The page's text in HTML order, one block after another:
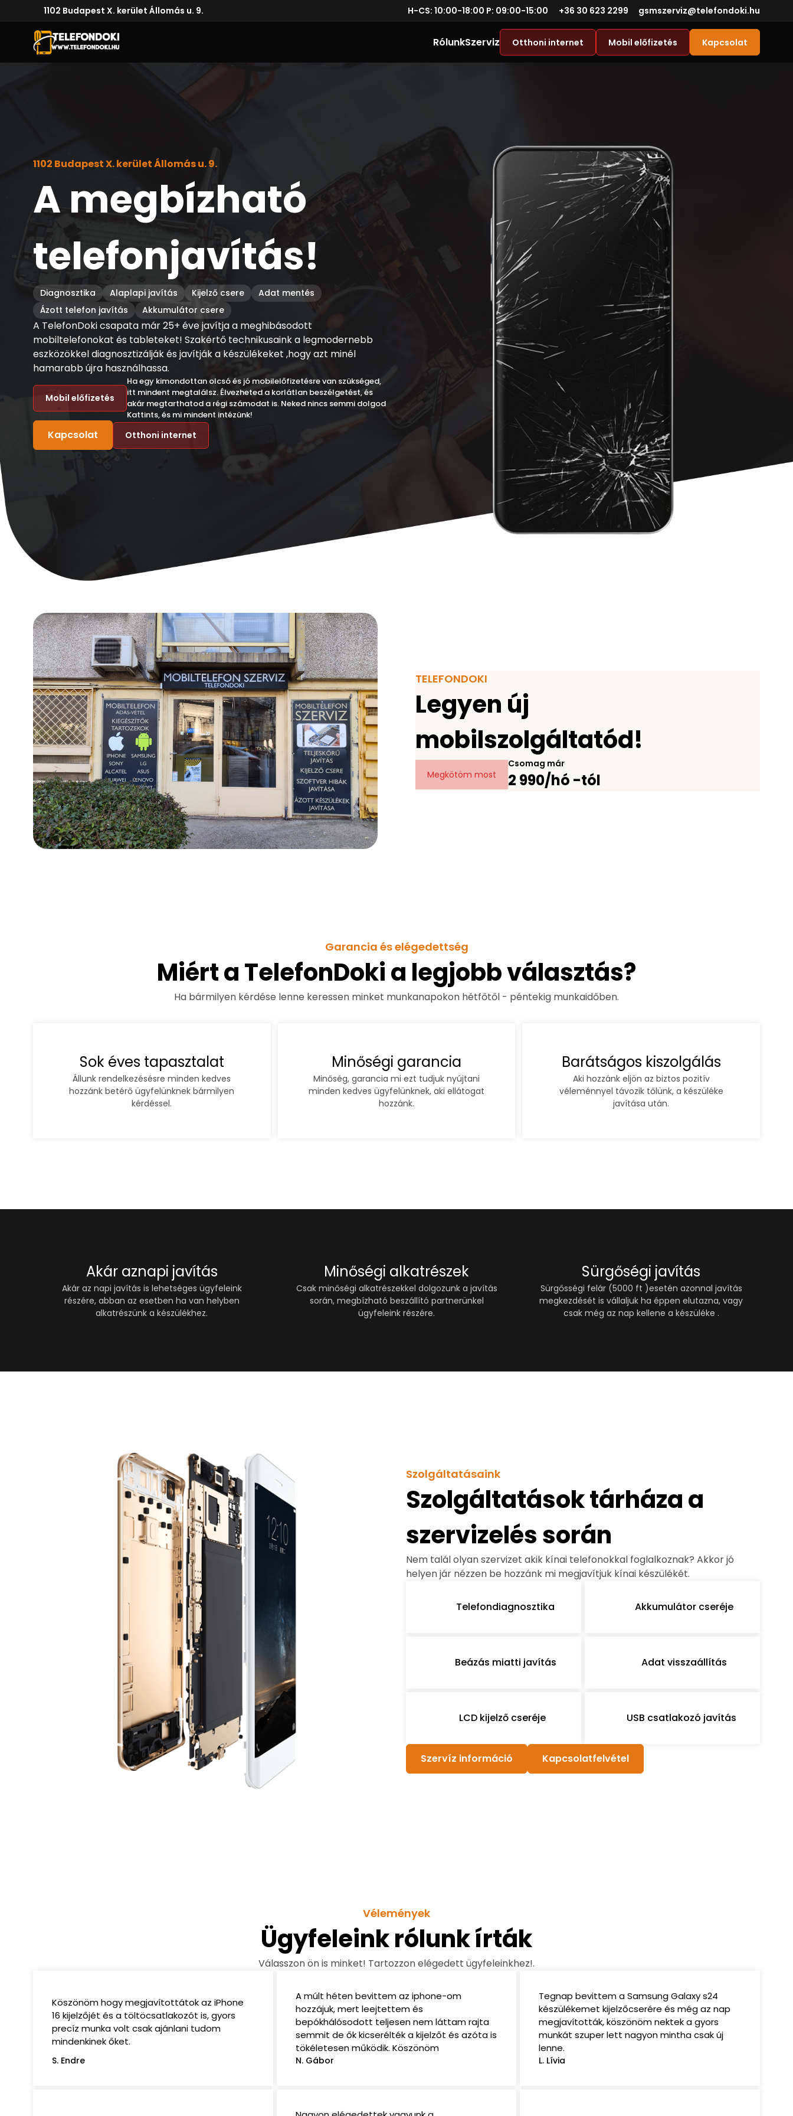
1102 Budapest X. kerület Állomás u. 9. H-CS: 10:00-18:00 P: 09:00-15:00 +36 30 623 2299 gsmszerviz@telefondoki.hu
RólunkSzerviz Otthoni internet Mobil előfizetés Kapcsolat
1102 Budapest X. kerület Állomás u. 9.
A megbízható
telefonjavítás!
Diagnosztika Alaplapi javítás Kijelző csere
Adat mentés
Ázott telefon javítás
Akkumulátor csere
A TelefonDoki csapata már 25+ éve javítja a meghibásodott
mobiltelefonokat és tableteket! Szakértő technikusaink a legmodernebb
eszközökkel diagnosztizálják és javítják a készülékeket ,hogy azt minél
hamarabb újra használhassa.
Mobil előfizetés
Ha egy kimondottan olcsó és jó mobilelőfizetésre van szükséged,
itt mindent megtalálsz. Élvezheted a korlátlan beszélgetést, és
akár megtarthatod a régi számodat is. Neked nincs semmi dolgod
Kattints, és mi mindent intézünk!
Kapcsolat Otthoni internet
TELEFONDOKI
Legyen új
mobilszolgáltatód!
Megkötöm most
Csomag már
2 990/hó -tól
Garancia és elégedettség
Miért a TelefonDoki a legjobb választás?
Ha bármilyen kérdése lenne keressen minket munkanapokon hétfőtől - péntekig munkaidőben.
Sok éves tapasztalat
Állunk rendelkezésésre minden kedves
hozzánk betérő ügyfelünknek bármilyen
kérdéssel.
Minőségi garancia
Minőség, garancia mi ezt tudjuk nyújtani
minden kedves ügyfelünknek, aki ellátogat
hozzánk.
Barátságos kiszolgálás
Aki hozzánk eljön az biztos pozitív
véleménnyel távozik tőlünk, a készüléke
javítása után.
Akár aznapi javítás
Akár az napi javítás is lehetséges ügyfeleink
részére, abban az esetben ha van helyben
alkatrészünk a készülékhez.
Minőségi alkatrészek
Csak minőségi alkatrészekkel dolgozunk a javítás
során, megbízható beszállító partnerünkel
ügyfeleink részére.
Sürgőségi javítás
Sürgősségi felár (5000 ft )esetén azonnal javítás
megkezdését is vállaljuk ha éppen elutazna, vagy
csak még az nap kellene a készüléke .
Szolgáltatásaink
Szolgáltatások tárháza a
szervizelés során
Nem talál olyan szervizet akik kínai telefonokkal foglalkoznak? Akkor jó
helyen jár nézzen be hozzánk mi megjavítjuk kínai készülékét.
Telefondiagnosztika Akkumulátor cseréje
Beázás miatti javítás Adat visszaállítás
LCD kijelző cseréje USB csatlakozó javítás
Szervíz információ Kapcsolatfelvétel
Vélemények
Ügyfeleink rólunk írták
Válasszon ön is minket! Tartozzon elégedett ügyfeleinkhez!.
Köszönöm hogy megjavítottátok az iPhone
16 kijelzőjét és a töltöcsatlakozót is, gyors
precíz munka volt csak ajánlani tudom
mindenkinek őket.
S. Endre
A múlt héten bevittem az iphone-om
hozzájuk, mert leejtettem és
bepókhálósodott teljesen nem láttam rajta
semmit de ők kicserélték a kijelzőt és azóta is
tökéletesen működik. Köszönöm
N. Gábor
Tegnap bevittem a Samsung Galaxy s24
készülékemet kijelzőcserére és még az nap
megjavították, köszönöm nektek a gyors
munkát szuper lett nagyon mintha csak új
lenne.
L. Lívia